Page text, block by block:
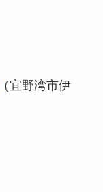
（宜野湾市伊